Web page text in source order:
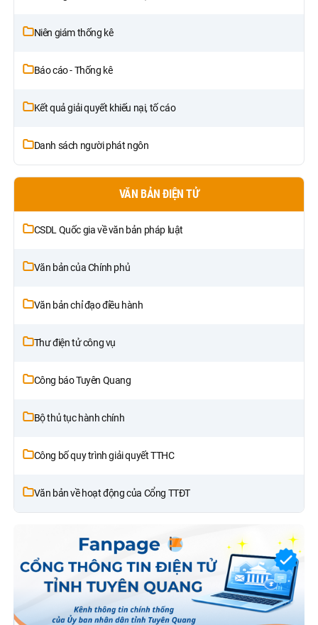
Niên giám thống kê
Báo cáo - Thống kê
Kết quả giải quyết khiếu nại, tố cáo
Danh sách người phát ngôn
VĂN BẢN ĐIỆN TỬ
CSDL Quốc gia về văn bản pháp luật
Văn bản của Chính phủ
Văn bản chỉ đạo điều hành
Thư điện tử công vụ
Công báo Tuyên Quang
Bộ thủ tục hành chính
Công bố quy trình giải quyết TTHC
Văn bản về hoạt động của Cổng TTĐT